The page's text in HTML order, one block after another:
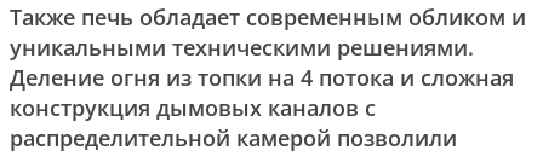
Также печь обладает современным обликом и
уникальными техническими решениями.
Деление огня из топки на 4 потока и сложная
конструкция дымовых каналов с
распределительной камерой позволили